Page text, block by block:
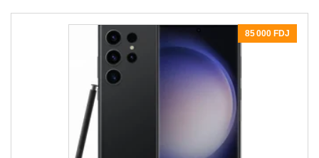
85 000 FDJ